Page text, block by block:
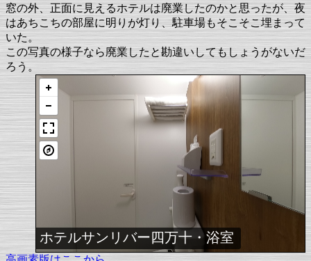
窓の外、正面に見えるホテルは廃業したのかと思ったが、夜
はあちこちの部屋に明りが灯り、駐車場もそこそこ埋まって
いた。
この写真の様子なら廃業したと勘違いしてもしょうがないだ
ろう。
ホテルサンリバー四万十・浴室